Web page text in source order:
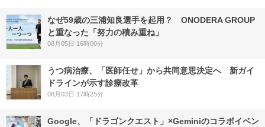
なぜ59歳の三浦知良選手を起用？ ONODERA GROUP
と重なった「努力の積み重ね」
08月05日 16時00分
うつ病治療、「医師任せ」から共同意思決定へ 新ガイ
ドラインが示す診療改革
08月03日 17時25分
Google、「ドラゴンクエスト」×Geminiのコラボイベン